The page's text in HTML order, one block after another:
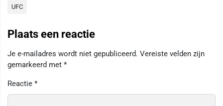
UFC
Plaats een reactie
Je e-mailadres wordt niet gepubliceerd. Vereiste velden zijn
gemarkeerd met *
Reactie *